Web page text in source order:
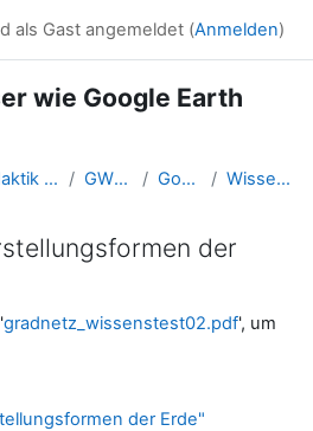
als Gast angemeldet (Anmelden)
wie Google Earth
Didaktik der Geo- und Wirtschaftsmedien (GW B 5.2) GW_FDGeomedien_GoogleEarth Google Earth im GW-Unterricht Wissenstest "Darstellungsformen der Erde"
der
gradnetz_wissenstest02.pdf', um
der Erde"